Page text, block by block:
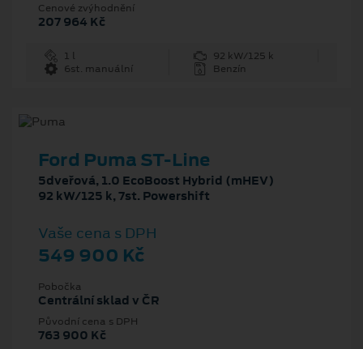
Cenové zvýhodnění
207 964 Kč
1 l
92 kW/125 k
6st. manuální
Benzín
Ford Puma ST-Line
5dveřová, 1.0 EcoBoost Hybrid (mHEV)
92 kW/125 k, 7st. Powershift
Vaše cena s DPH
549 900 Kč
Pobočka
Centrální sklad v ČR
Původní cena s DPH
763 900 Kč